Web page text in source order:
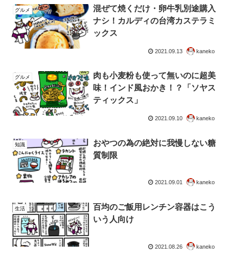
グルメ
混ぜて焼くだけ・卵牛乳別途購入
ナシ！カルディの台湾カステラミ
ックス
2021.09.13 kaneko
グルメ
肉も小麦粉も使って無いのに超美
味！インド風おかき！？「ソヤス
ティックス」
2021.09.10 kaneko
知識
おやつの為の絶対に我慢しない糖
質制限
2021.09.01 kaneko
生活
百均のご飯用レンチン容器はこう
いう人向け
2021.08.26 kaneko